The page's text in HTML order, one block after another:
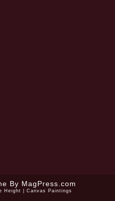
By MagPress.com
Height Canvas Paintings